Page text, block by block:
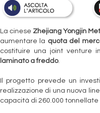
La cinese Zhejiang Yongjin
aumentare la quota del
costituire una joint venture
laminato a freddo.
Il progetto prevede un
realizzazione di una nuova
capacità di 260.000 tonnellate